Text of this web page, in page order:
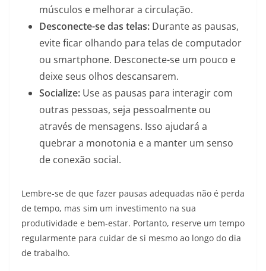
músculos e melhorar a circulação.
Desconecte-se das telas: Durante as pausas,
evite ficar olhando para telas de computador
ou smartphone. Desconecte-se um pouco e
deixe seus olhos descansarem.
Socialize: Use as pausas para interagir com
outras pessoas, seja pessoalmente ou
através de mensagens. Isso ajudará a
quebrar a monotonia e a manter um senso
de conexão social.
Lembre-se de que fazer pausas adequadas não é perda
de tempo, mas sim um investimento na sua
produtividade e bem-estar. Portanto, reserve um tempo
regularmente para cuidar de si mesmo ao longo do dia
de trabalho.